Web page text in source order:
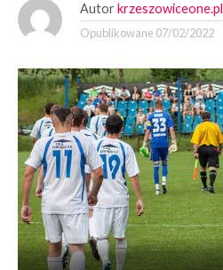
Autor krzeszowiceone.pl
Opublikowane 07/02/2022